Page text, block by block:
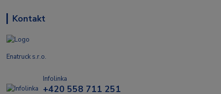
Kontakt
Enatruck s.r.o.
Infolinka
+420 558 711 251